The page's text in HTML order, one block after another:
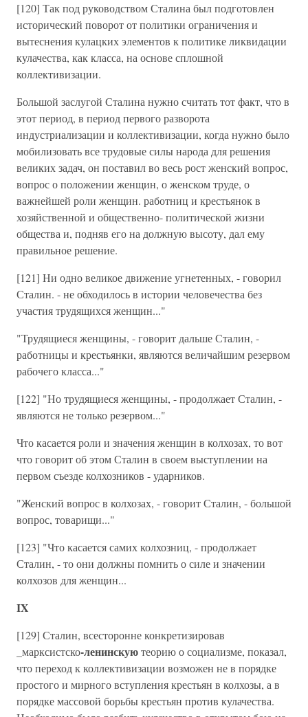
[120] Так под руководством Сталина был подготовлен
исторический поворот от политики ограничения и
вытеснения кулацких элементов к политике ликвидации
кулачества, как класса, на основе сплошной
коллективизации.
Большой заслугой Сталина нужно считать тот факт, что в
этот период, в период первого разворота
индустриализации и коллективизации, когда нужно было
мобилизовать все трудовые силы народа для решения
великих задач, он поставил во весь рост женский вопрос,
вопрос о положении женщин, о женском труде, о
важнейшей роли женщин. работниц и крестьянок в
хозяйственной и общественно- политической жизни
общества и, подняв его на должную высоту, дал ему
правильное решение.
[121] Ни одно великое движение угнетенных, - говорил
Сталин. - не обходилось в истории человечества без
участия трудящихся женщин..."
"Трудящиеся женщины, - говорит дальше Сталин, -
работницы и крестьянки, являются величайшим резервом
рабочего класса..."
[122] "Но трудящиеся женщины, - продолжает Сталин, -
являются не только резервом..."
Что касается роли и значения женщин в колхозах, то вот
что говорит об этом Сталин в своем выступлении на
первом съезде колхозников - ударников.
"Женский вопрос в колхозах, - говорит Сталин, - большой
вопрос, товарищи..."
[123] "Что касается самих колхозниц, - продолжает
Сталин, - то они должны помнить о силе и значении
колхозов для женщин...
IX
[129] Сталин, всесторонне конкретизировав
марксистско-ленинскуютеорию о социализме, показал,
что переход к коллективизации возможен не в порядке
простого и мирного вступления крестьян в колхозы, а в
порядке массовой борьбы крестьян против кулачества.